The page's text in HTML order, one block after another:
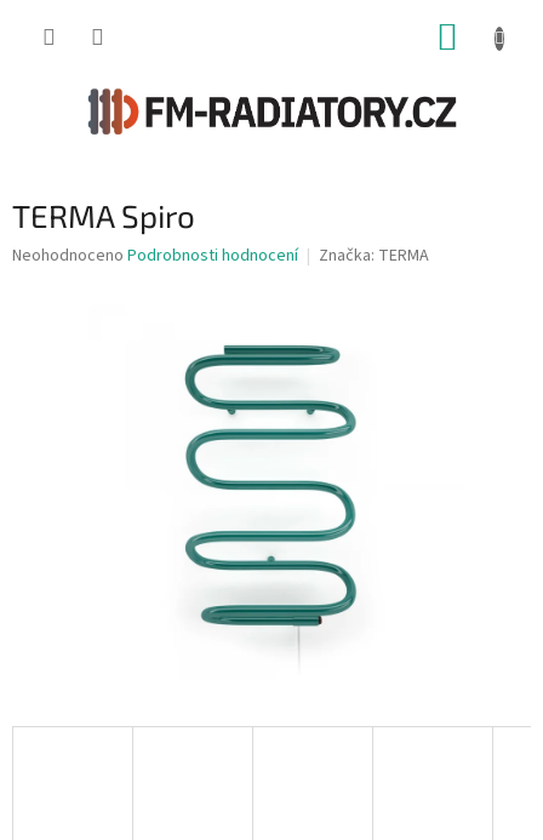
TERMA Spiro
Průměrné
Neohodnoceno Podrobnosti hodnocení Značka: TERMA